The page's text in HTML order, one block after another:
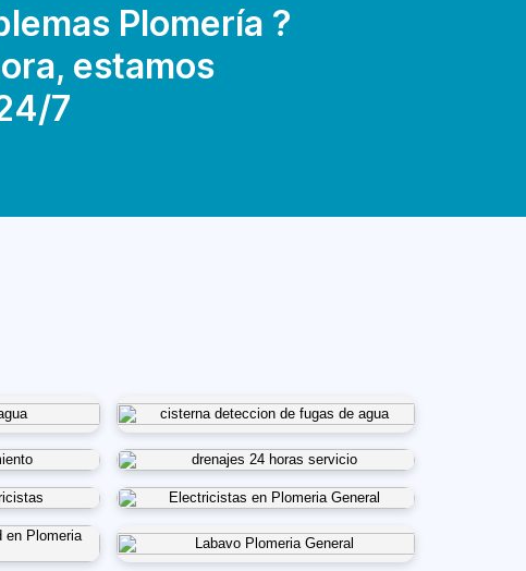
Plomería ?
estamos
7